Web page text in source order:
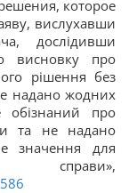
которое
вислухавши
дослідивши
висновку про
рішення без
надано жодних
про
та не надано
значення для
справи»,